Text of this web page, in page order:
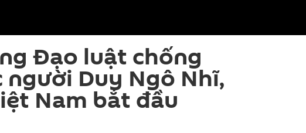
Đạo luật chống
người Duy Ngô Nhĩ,
Nam bắt đầu